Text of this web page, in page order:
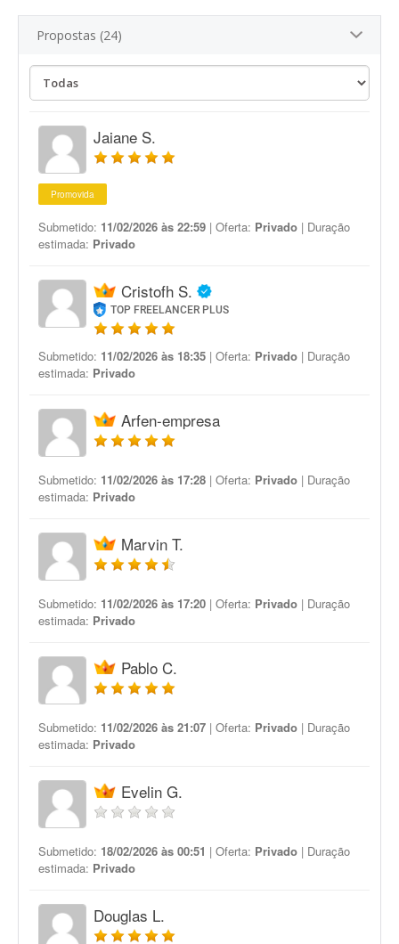
Propostas (24)
Jaiane S.
Promovida
Submetido: 11/02/2026 às 22:59 | Oferta: Privado | Duração
estimada: Privado
Cristofh S.
TOP FREELANCER PLUS
Submetido: 11/02/2026 às 18:35 | Oferta: Privado | Duração
estimada: Privado
Arfen-empresa
Submetido: 11/02/2026 às 17:28 | Oferta: Privado | Duração
estimada: Privado
Marvin T.
Submetido: 11/02/2026 às 17:20 | Oferta: Privado | Duração
estimada: Privado
Pablo C.
Submetido: 11/02/2026 às 21:07 | Oferta: Privado | Duração
estimada: Privado
Evelin G.
Submetido: 18/02/2026 às 00:51 | Oferta: Privado | Duração
estimada: Privado
Douglas L.